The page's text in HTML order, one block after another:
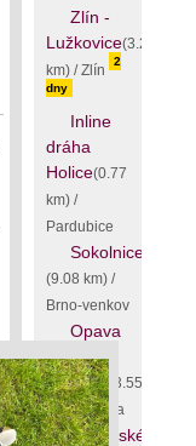
Zlín -
Lužkovice(3.25
km) / Zlín
2
dny
Inline
dráha
Holice(0.77
km) /
Pardubice
Sokolnice
(9.08 km) /
Brno-venkov
Opava
-
Oldřišov(3.55
km) / Opava
Moravské